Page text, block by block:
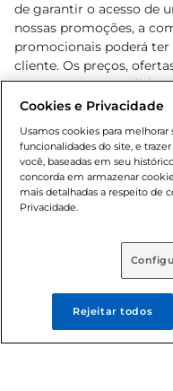
de garantir o acesso de
nossas promoções, a
promocionais poderá
cliente. Os preços,
o e-commerce e válidos
sofrer alterações sem
Lei n.º 8069/90, art. 81,
Adolescente). Preços e
www.bretas.com.br,
prévio. O valor mínimo
80,00.
© 2025 Copyright.
reservados Bretas.
Cookies e Privacidade
Usamos cookies para
funcionalidades do site, e
você, baseadas em seu
concorda em armazenar
mais detalhadas a respeito de
Privacidade.
Rejeitar todos